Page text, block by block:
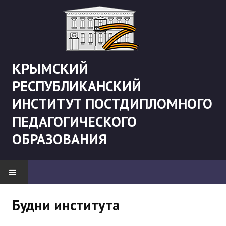
КРЫМСКИЙ
РЕСПУБЛИКАНСКИЙ
ИНСТИТУТ ПОСТДИПЛОМНОГО
ПЕДАГОГИЧЕСКОГО
ОБРАЗОВАНИЯ
Будни института